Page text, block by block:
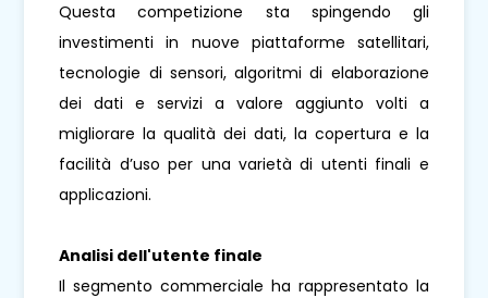
Questa competizione sta spingendo gli
investimenti in nuove piattaforme satellitari,
tecnologie di sensori, algoritmi di elaborazione
dei dati e servizi a valore aggiunto volti a
migliorare la qualità dei dati, la copertura e la
facilità d’uso per una varietà di utenti finali e
applicazioni.
Analisi dell'utente finale
Il segmento commerciale ha rappresentato la